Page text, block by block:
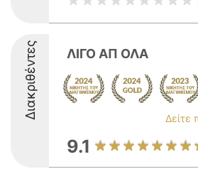
Διακριθέντες ΛΙΓΟ ΑΠ ΟΛΑ
Δείτε
9.1